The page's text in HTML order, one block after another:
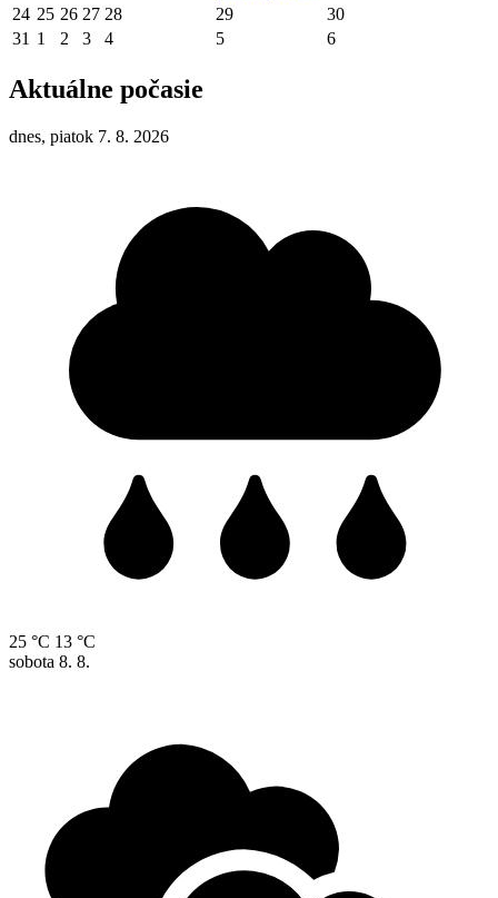
24 25 26 27 28 29
30
31 1 2 3 4 5 6
Aktuálne počasie
dnes, piatok 7. 8. 2026
25 °C 13 °C
sobota 8. 8.